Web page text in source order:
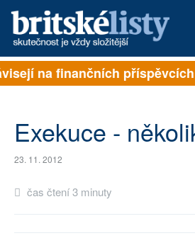
PŘIHLÁSIT
ARCHIV
na finančních
Exekuce -
23. 11. 2012
čas čtení 3 minuty